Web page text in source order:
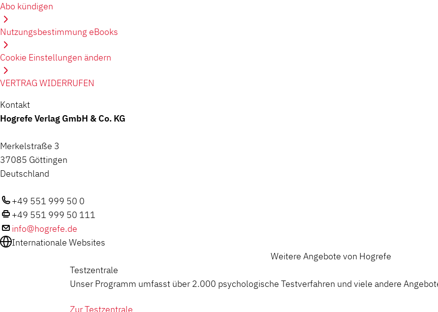
Abo kündigen
Nutzungsbestimmung eBooks
Cookie Einstellungen ändern
VERTRAG WIDERRUFEN
Kontakt
Hogrefe Verlag GmbH & Co. KG
Merkelstraße 3
37085 Göttingen
Deutschland
+49 551 999 50 0
+49 551 999 50 111
info@hogrefe.de
Internationale Websites
Weitere Angebote von Hogrefe
Testzentrale
Unser Programm umfasst über 2.000 psychologische Testverfahren und viele andere
Zur Testzentrale